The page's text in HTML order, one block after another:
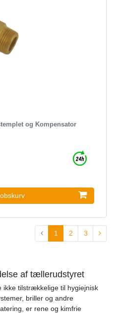
og Kompensator
1 2 3
af tællerudstyret
ikke tilstrækkelige til hygiejnisk
briller og andre
er rene og kimfrie